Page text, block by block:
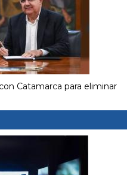
Catamarca para eliminar